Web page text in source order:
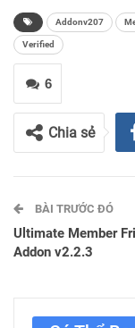
Addonv207
Verified
6
Chia sẻ
BÀI TRƯỚC ĐÓ
Ultimate Member
Addon v2.2.3